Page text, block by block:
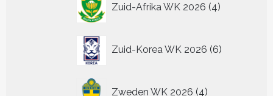
Zuid-Afrika WK 2026 4
producten
Zuid-Korea WK 2026 6
producten
Zweden WK 2026 4